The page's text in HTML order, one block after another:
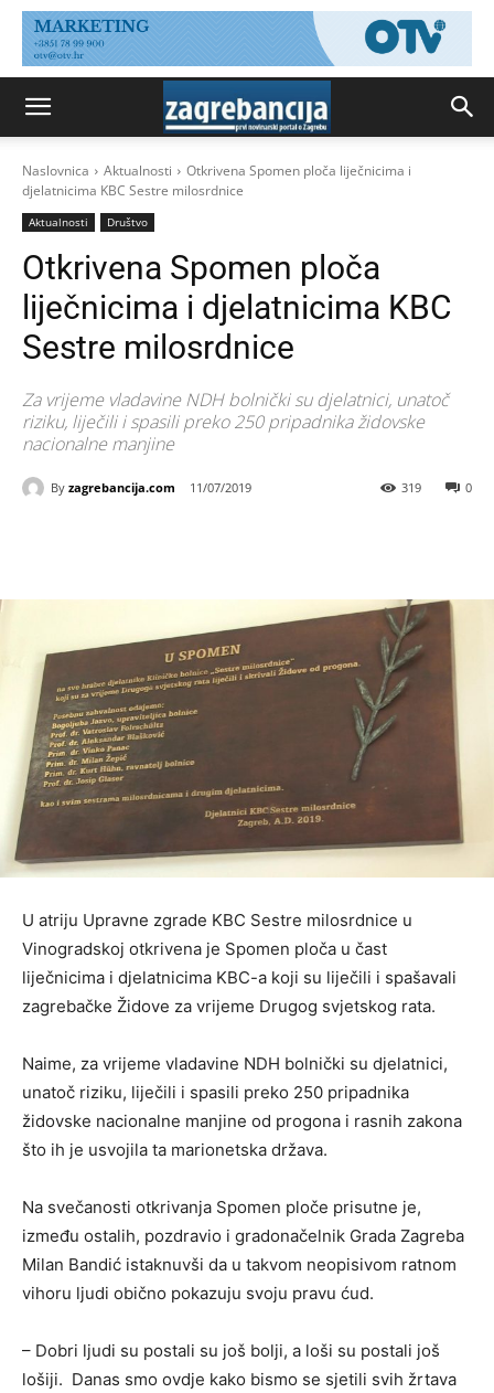
Naslovnica Aktualnosti
Otkrivena Spomen ploča liječnicima i
djelatnicima KBC Sestre milosrdnice
Aktualnosti Društvo
Otkrivena Spomen ploča
liječnicima i djelatnicima KBC
Sestre milosrdnice
Za vrijeme vladavine NDH bolnički su djelatnici, unatoč
riziku, liječili i spasili preko 250 pripadnika židovske
nacionalne manjine
By zagrebancija.com 11/07/2019 0
319
U atriju Upravne zgrade KBC Sestre milosrdnice u
Vinogradskoj otkrivena je Spomen ploča u čast
liječnicima i djelatnicima KBC-a koji su liječili i spašavali
zagrebačke Židove za vrijeme Drugog svjetskog rata.
Naime, za vrijeme vladavine NDH bolnički su djelatnici,
unatoč riziku, liječili i spasili preko 250 pripadnika
židovske nacionalne manjine od progona i rasnih zakona
što ih je usvojila ta marionetska država.
Na svečanosti otkrivanja Spomen ploče prisutne je,
između ostalih, pozdravio i gradonačelnik Grada Zagreba
Milan Bandić istaknuvši da u takvom neopisivom ratnom
vihoru ljudi obično pokazuju svoju pravu ćud.
– Dobri ljudi su postali su još bolji, a loši su postali još
lošiji. Danas smo ovdje kako bismo se sjetili svih žrtava